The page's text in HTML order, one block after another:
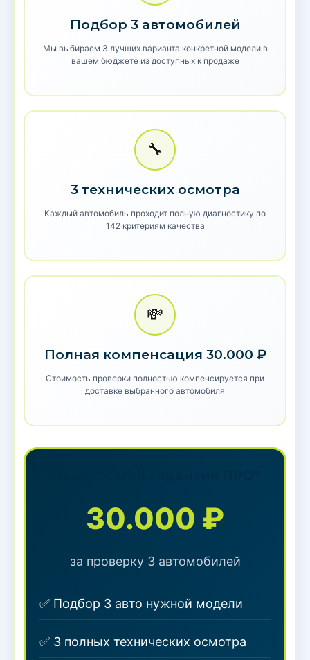
Подбор 3 автомобилей
Мы выбираем 3 лучших варианта конкретной модели в
вашем бюджете из доступных к продаже
🔧
3 технических осмотра
Каждый автомобиль проходит полную диагностику по
142 критериям качества
💸
Полная компенсация 30.000 ₽
Стоимость проверки полностью компенсируется при
доставке выбранного автомобиля
30.000 ₽
за проверку 3 автомобилей
✅ Подбор 3 авто нужной модели
✅ 3 полных технических осмотра